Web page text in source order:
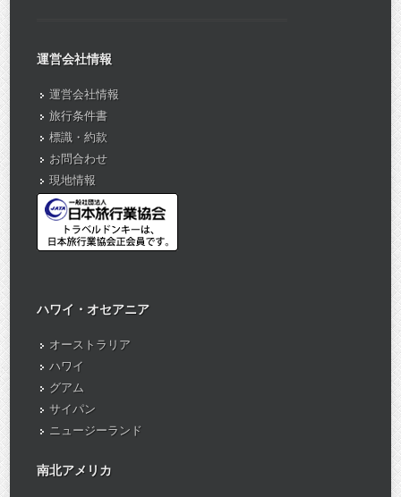
運営会社情報
運営会社情報
旅行条件書
標識・約款
お問合わせ
現地情報
ハワイ・オセアニア
オーストラリア
ハワイ
グアム
サイパン
ニュージーランド
南北アメリカ